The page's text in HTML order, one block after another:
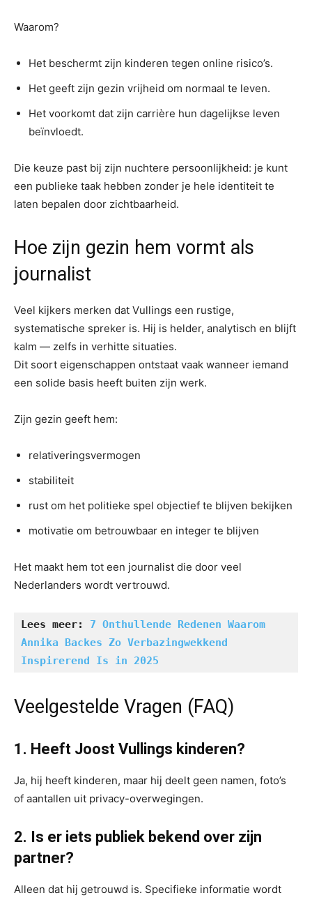
Waarom?
Het beschermt zijn kinderen tegen online risico’s.
Het geeft zijn gezin vrijheid om normaal te leven.
Het voorkomt dat zijn carrière hun dagelijkse leven
beïnvloedt.
Die keuze past bij zijn nuchtere persoonlijkheid: je kunt
een publieke taak hebben zonder je hele identiteit te
laten bepalen door zichtbaarheid.
Hoe zijn gezin hem vormt als
journalist
Veel kijkers merken dat Vullings een rustige,
systematische spreker is. Hij is helder, analytisch en blijft
kalm — zelfs in verhitte situaties.
Dit soort eigenschappen ontstaat vaak wanneer iemand
een solide basis heeft buiten zijn werk.
Zijn gezin geeft hem:
relativeringsvermogen
stabiliteit
rust om het politieke spel objectief te blijven bekijken
motivatie om betrouwbaar en integer te blijven
Het maakt hem tot een journalist die door veel
Nederlanders wordt vertrouwd.
Lees meer: 7 Onthullende Redenen Waarom
Annika Backes Zo Verbazingwekkend
Inspirerend Is in 2025
Veelgestelde Vragen (FAQ)
1. Heeft Joost Vullings kinderen?
Ja, hij heeft kinderen, maar hij deelt geen namen, foto’s
of aantallen uit privacy-overwegingen.
2. Is er iets publiek bekend over zijn
partner?
Alleen dat hij getrouwd is. Specifieke informatie wordt